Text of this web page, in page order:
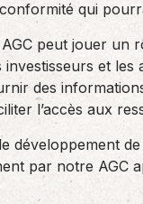
qui
peut jouer un
investisseurs et
des
l’accès aux
développement
par notre